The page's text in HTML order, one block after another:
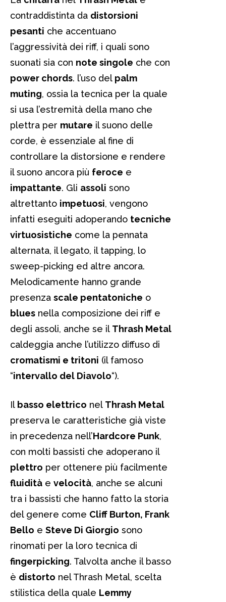
contraddistinta da distorsioni
pesanti che accentuano
l’aggressività dei riff, i quali sono
suonati sia con note singole che con
power chords. l’uso del palm
muting, ossia la tecnica per la quale
si usa l’estremità della mano che
plettra per mutare il suono delle
corde, è essenziale al fine di
controllare la distorsione e rendere
il suono ancora più feroce e
impattante. Gli assoli sono
altrettanto impetuosi, vengono
infatti eseguiti adoperando tecniche
virtuosistiche come la pennata
alternata, il legato, il tapping, lo
sweep-picking ed altre ancora.
Melodicamente hanno grande
presenza scale pentatoniche o
blues nella composizione dei riff e
degli assoli, anche se il Thrash Metal
caldeggia anche l’utilizzo diffuso di
cromatismi e tritoni (il famoso
“intervallo del Diavolo“).
Il basso elettrico nel Thrash Metal
preserva le caratteristiche già viste
in precedenza nell’Hardcore Punk,
con molti bassisti che adoperano il
plettro per ottenere più facilmente
fluidità e velocità, anche se alcuni
tra i bassisti che hanno fatto la storia
del genere come Cliff Burton, Frank
Bello e Steve Di Giorgio sono
rinomati per la loro tecnica di
fingerpicking. Talvolta anche il basso
è distorto nel Thrash Metal, scelta
stilistica della quale Lemmy